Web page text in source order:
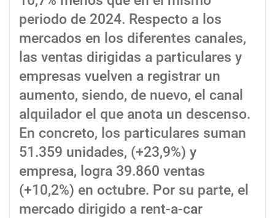
periodo de 2024. Respecto a los
mercados en los diferentes canales,
las ventas dirigidas a particulares y
empresas vuelven a registrar un
aumento, siendo, de nuevo, el canal
alquilador el que anota un descenso.
En concreto, los particulares suman
51.359 unidades, (+23,9%) y
empresa, logra 39.860 ventas
(+10,2%) en octubre. Por su parte, el
mercado dirigido a rent-a-car